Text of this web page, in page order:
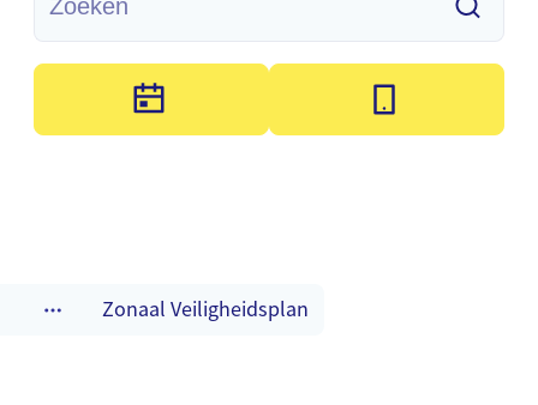
Toon alle broodkruimel items
Zonaal Veiligheidsplan